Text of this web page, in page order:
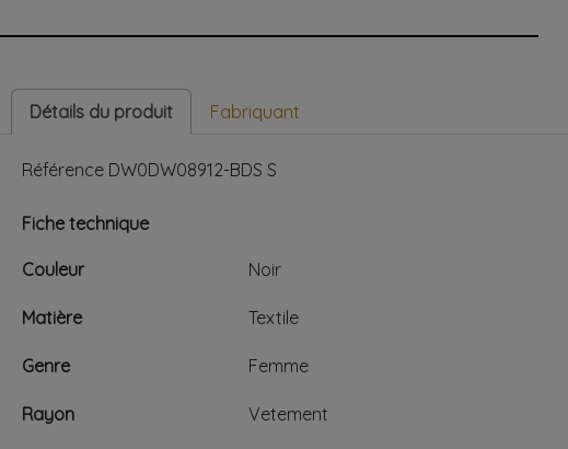
Détails du produit Fabriquant
Référence DW0DW08912-BDS S
Fiche technique
Couleur Noir
Matière Textile
Genre Femme
Rayon Vetement